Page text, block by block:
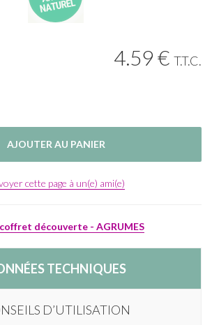
4.59€ T.T.C.
cette page à un(e) ami(e)
découverte - AGRUMES
TECHNIQUES
D’UTILISATION